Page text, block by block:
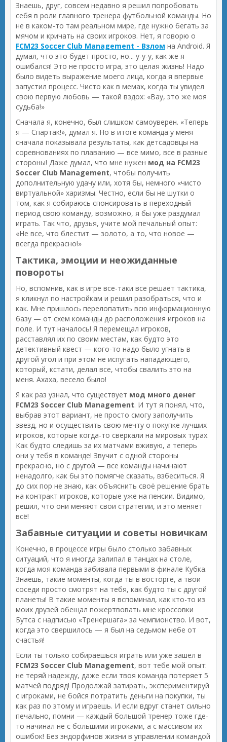
Знаешь, друг, совсем недавно я решил попробовать
себя в роли главного тренера футбольной команды. Но
не в каком-то там реальном мире, где нужно бегать за
мячом и кричать на своих игроков. Нет, я говорю о
FCM23 Soccer Club Management - Взлом на Android. Я
думал, что это будет просто, но... у-у-у, как же я
ошибался! Это не просто игра, это целая жизнь! Надо
было видеть выражение моего лица, когда я впервые
запустил процесс. Чисто как в мемах, когда ты увидел
свою первую любовь — такой вздох: «Вау, это же моя
судьба!»
Сначала я, конечно, был слишком самоуверен. «Теперь
я — Спартак!», думал я. Но в итоге команда у меня
сначала показывала результаты, как детсадовцы на
соревнованиях по плаванию — все мимо, все в разные
стороны! Даже думал, что мне нужен мод на FCM23
Soccer Club Management, чтобы получить
дополнительную удачу или, хотя бы, немного «чисто
виртуальной» харизмы. Честно, если бы не шутки о
том, как я собираюсь спонсировать в переходный
период свою команду, возможно, я бы уже раздумал
играть. Так что, друзья, учите мой печальный опыт:
«Не все, что блестит — золото, а то, что новое —
всегда прекрасно!»
Тактика, эмоции и неожиданные
повороты
Но, вспомнив, как в игре все-таки все решает тактика,
я кликнул по настройкам и решил разобраться, что и
как. Мне пришлось перелопатить всю информационную
базу — от схем команды до расположения игроков на
поле. И тут началось! Я перемещал игроков,
расставлял их по своим местам, как будто это
детективный квест — кого-то надо было угнать в
другой угол и при этом не испугать нападающего,
который, кстати, делал все, чтобы свалить это на
меня. Ахаха, весело было!
Я как раз узнал, что существует мод много денег
FCM23 Soccer Club Management. И тут я понял, что,
выбрав этот вариант, не просто смогу заполучить
звезд, но и осуществить свою мечту о покупке лучших
игроков, которые когда-то сверкали на мировых турах.
Как будто следишь за их матчами вживую, а теперь
они у тебя в команде! Звучит с одной стороны
прекрасно, но с другой — все команды начинают
ненадолго, как бы это помягче сказать, взбеситься. Я
до сих пор не знаю, как объяснить своё решение брать
на контракт игроков, которые уже на пенсии. Видимо,
решил, что они меняют свои стратегии, и это меняет
всё!
Забавные ситуации и советы новичкам
Конечно, в процессе игры было столько забавных
ситуаций, что я иногда залипал в танцах на столе,
когда моя команда забивала первыми в финале Кубка.
Знаешь, такие моменты, когда ты в восторге, а твои
соседи просто смотрят на тебя, как будто ты с другой
планеты! В такие моменты я вспоминал, как кто-то из
моих друзей обещал пожертвовать мне кроссовки
Бутса с надписью «Тренершага» за чемпионство. И вот,
когда это свершилось — я был на седьмом небе от
счастья!
Если ты только собираешься играть или уже зашел в
FCM23 Soccer Club Management, вот тебе мой опыт:
не теряй надежду, даже если твоя команда потеряет 5
матчей подряд! Продолжай затирать, экспериментируй
с игроками, не бойся потратить деньги на покупки, ты
как раз по этому и играешь. И если вдруг станет сильно
печально, помни — каждый большой тренер тоже где-
то начинал не с большими игроками, а с массивом их
ошибок! Без эндорфинов жизни в управлении командой